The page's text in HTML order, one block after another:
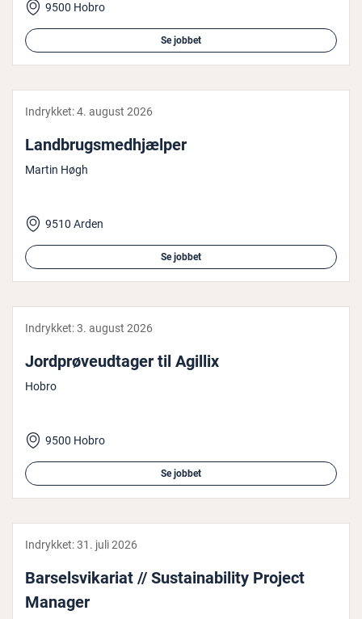
9500 Hobro
Se jobbet
Indrykket:4. august 2026
Land­brugs­med­hjæl­per
Martin Høgh
9510 Arden
Se jobbet
Indrykket:3. august 2026
Jord­prø­veud­ta­ger til Agillix
Hobro
9500 Hobro
Se jobbet
Indrykket:31. juli 2026
Bar­selsvi­ka­ri­at // Sustai­na­bi­li­ty Project
Manager